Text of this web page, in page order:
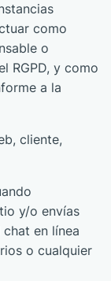
como
o
RGPD, y como
a la
cliente,
y/o envías
en línea
o cualquier